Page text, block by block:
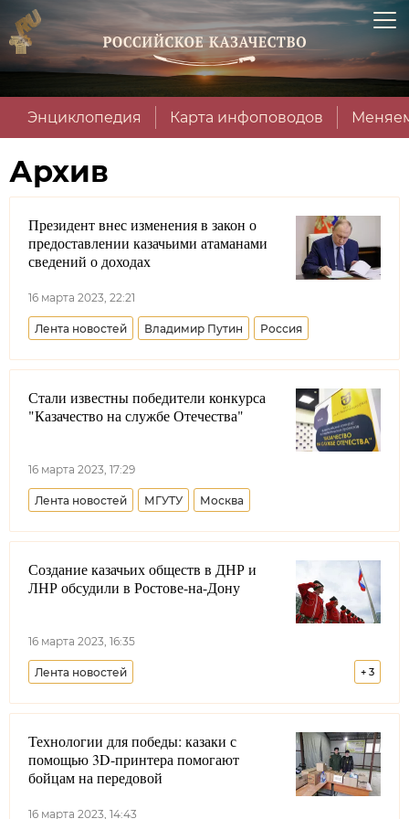
Энциклопедия Карта инфоповодов
Архив
Президент внес изменения в закон о
предоставлении казачьими атаманами
сведений о доходах
16 марта 2023, 22:21
Лента новостей Владимир Путин Россия
Стали известны победители конкурса
"Казачество на службе Отечества"
16 марта 2023, 17:29
Лента новостей МГУТУ Москва
Создание казачьих обществ в ДНР и
ЛНР обсудили в Ростове-на-Дону
16 марта 2023, 16:35
+ 3
Лента новостей
Всероссийское казачье общество
Луганская Народная Республика
Донецкая Народная Республика Николай Долуда
Технологии для победы: казаки с
помощью 3D-принтера помогают
бойцам на передовой
16 марта 2023, 14:43